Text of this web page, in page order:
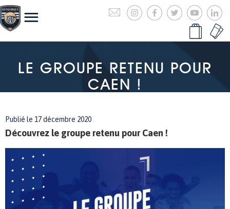
LE GROUPE RETENU POUR
CAEN !
Publié le 17 décembre 2020
Découvrez le groupe retenu pour Caen !